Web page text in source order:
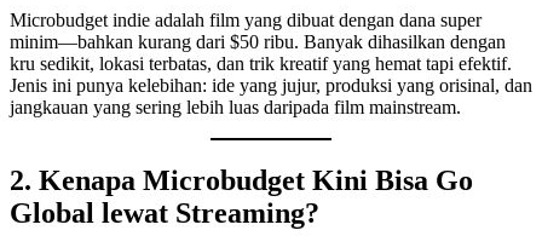
Microbudget indie adalah film yang dibuat dengan dana super
minim—bahkan kurang dari $50 ribu. Banyak dihasilkan dengan
kru sedikit, lokasi terbatas, dan trik kreatif yang hemat tapi efektif.
Jenis ini punya kelebihan: ide yang jujur, produksi yang orisinal, dan
jangkauan yang sering lebih luas daripada film mainstream.
2. Kenapa Microbudget Kini Bisa Go
Global lewat Streaming?